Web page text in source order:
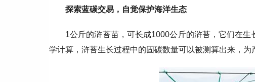
探索蓝碳交易，自觉保护海洋生态
1公斤的浒苔苗，可长成1000公斤的浒苔，它们在
学计算，浒苔生长过程中的固碳数量可以被测算出来，为